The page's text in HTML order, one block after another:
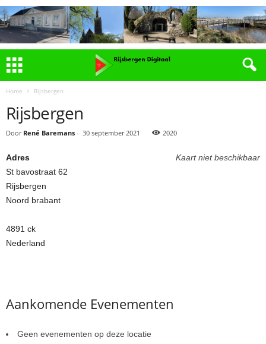
Home Rijsbergen
Rijsbergen
Door René Baremans - 30 september 2021 2020
Kaart niet beschikbaar
Adres
St bavostraat 62
Rijsbergen
Noord brabant
4891 ck
Nederland
Aankomende Evenementen
Geen evenementen op deze locatie